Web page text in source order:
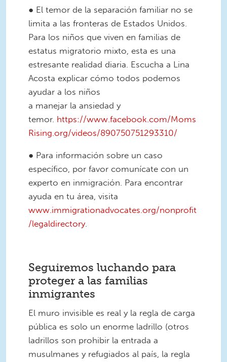
● El temor de la separación familiar no se
limita a las fronteras de Estados Unidos.
Para los niños que viven en familias de
estatus migratorio mixto, esta es una
estresante realidad diaria. Escucha a Lina
Acosta explicar cómo todos podemos
ayudar a los niños
a manejar la ansiedad y
temor. https://www.facebook.com/Moms
Rising.org/videos/890750751293310/
● Para información sobre un caso
específico, por favor comunícate con un
experto en inmigración. Para encontrar
ayuda en tu área, visita
www.immigrationadvocates.org/nonprofit
/legaldirectory.
Seguiremos luchando para
proteger a las familias
inmigrantes
El muro invisible es real y la regla de carga
pública es solo un enorme ladrillo (otros
ladrillos son prohibir la entrada a
musulmanes y refugiados al país, la regla